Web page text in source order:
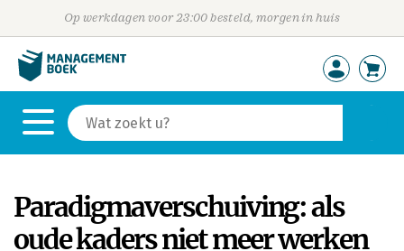
Op werkdagen voor 23:00 besteld, morgen in huis
Paradigmaverschuiving: als
oude kaders niet meer werken